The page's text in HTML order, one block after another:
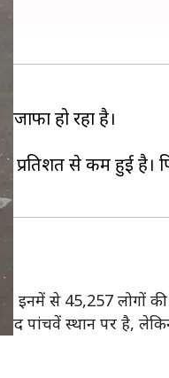
हो रहा है।
से कम हुई है।
इनमें से 45,257 लोगों
पांचवें स्थान पर है,